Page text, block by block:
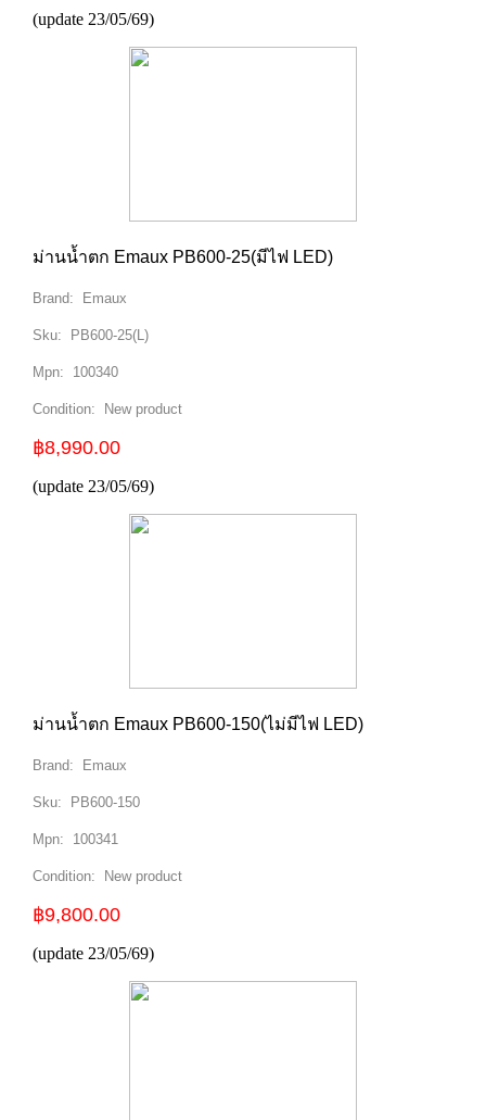
(update 23/05/69)
ม่านน้ำตก Emaux PB600-25(มีไฟ LED)
Brand: Emaux
Sku: PB600-25(L)
Mpn: 100340
Condition: New product
฿8,990.00
(update 23/05/69)
ม่านน้ำตก Emaux PB600-150(ไม่มีไฟ LED)
Brand: Emaux
Sku: PB600-150
Mpn: 100341
Condition: New product
฿9,800.00
(update 23/05/69)